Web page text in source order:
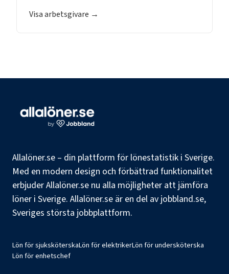
Visa arbetsgivare →
Allalöner.se – din plattform för lönestatistik i Sverige.
Med en modern design och förbättrad funktionalitet
erbjuder Allalöner.se nu alla möjligheter att jämföra
löner i Sverige. Allalöner.se är en del av jobbland.se,
Sveriges största jobbplattform.
Lön för sjuksköterskaLön för elektrikerLön för undersköterska
Lön för enhetschef